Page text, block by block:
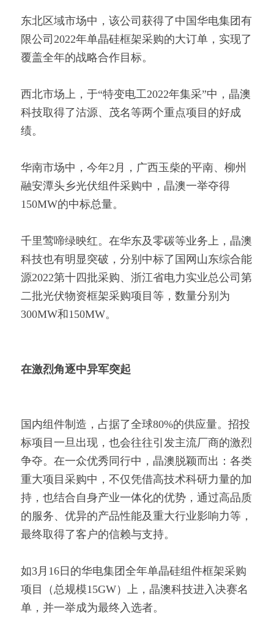
东北区域市场中，该公司获得了中国华电集团有
限公司2022年单晶硅框架采购的大订单，实现了
覆盖全年的战略合作目标。
西北市场上，于“特变电工2022年集采”中，晶澳
科技取得了沽源、茂名等两个重点项目的好成
绩。
华南市场中，今年2月，广西玉柴的平南、柳州
融安潭头乡光伏组件采购中，晶澳一举夺得
150MW的中标总量。
千里莺啼绿映红。在华东及零碳等业务上，晶澳
科技也有明显突破，分别中标了国网山东综合能
源2022第十四批采购、浙江省电力实业总公司第
二批光伏物资框架采购项目等，数量分别为
300MW和150MW。
在激烈角逐中异军突起
国内组件制造，占据了全球80%的供应量。招投
标项目一旦出现，也会往往引发主流厂商的激烈
争夺。在一众优秀同行中，晶澳脱颖而出：各类
重大项目采购中，不仅凭借高技术科研力量的加
持，也结合自身产业一体化的优势，通过高品质
的服务、优异的产品性能及重大行业影响力等，
最终取得了客户的信赖与支持。
如3月16日的华电集团全年单晶硅组件框架采购
项目（总规模15GW）上，晶澳科技进入决赛名
单，并一举成为最终入选者。